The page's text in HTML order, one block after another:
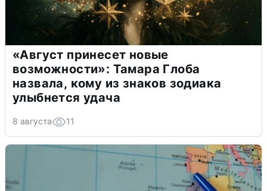
«Август принесет новые
возможности»: Тамара Глоба
назвала, кому из знаков зодиака
улыбнется удача
8 августа 11